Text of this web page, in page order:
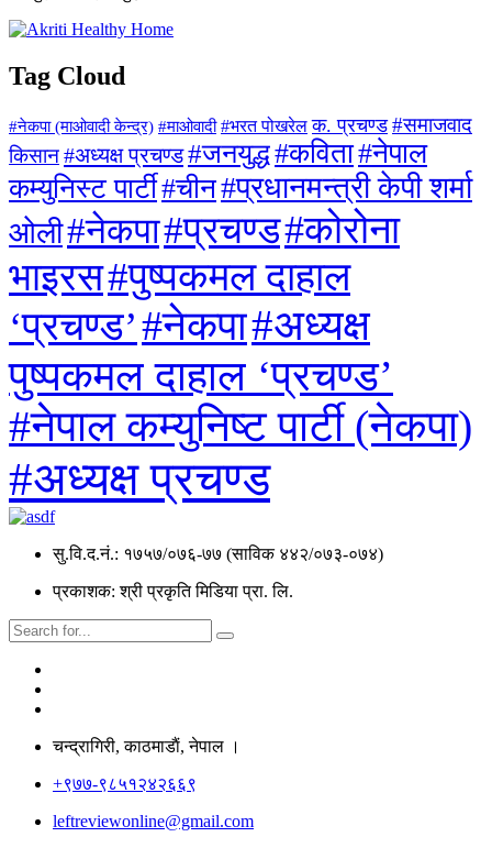
Tag Cloud
#नेकपा (माओवादी केन्द्र) #माओवादी #भरत पोखरेल क. प्रचण्ड #समाजवाद
किसान#अध्यक्ष प्रचण्ड#जनयुद्ध#कविता#नेपाल
कम्युनिस्ट पार्टी#चीन#प्रधानमन्त्री केपी शर्मा
ओली#नेकपा#प्रचण्ड#कोरोना
भाइरस#पुष्पकमल दाहाल
‘प्रचण्ड’#नेकपा#अध्यक्ष
पुष्पकमल दाहाल ‘प्रचण्ड’
#नेपाल कम्युनिष्ट पार्टी (नेकपा)
#अध्यक्ष प्रचण्ड
सु.वि.द.नं.: १७५७/०७६-७७ (साविक ४४२/०७३-०७४)
प्रकाशक: श्री प्रकृति मिडिया प्रा. लि.
चन्द्रागिरी, काठमाडाैं, नेपाल ।
+९७७-९८५१२४२६६९
leftreviewonline@gmail.com